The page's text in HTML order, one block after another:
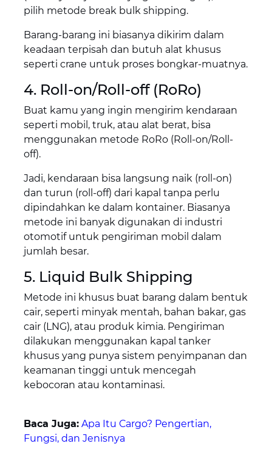
pilih metode break bulk shipping.
Barang-barang ini biasanya dikirim dalam
keadaan terpisah dan butuh alat khusus
seperti crane untuk proses bongkar-muatnya.
4. Roll-on/Roll-off (RoRo)
Buat kamu yang ingin mengirim kendaraan
seperti mobil, truk, atau alat berat, bisa
menggunakan metode RoRo (Roll-on/Roll-
off).
Jadi, kendaraan bisa langsung naik (roll-on)
dan turun (roll-off) dari kapal tanpa perlu
dipindahkan ke dalam kontainer. Biasanya
metode ini banyak digunakan di industri
otomotif untuk pengiriman mobil dalam
jumlah besar.
5. Liquid Bulk Shipping
Metode ini khusus buat barang dalam bentuk
cair, seperti minyak mentah, bahan bakar, gas
cair (LNG), atau produk kimia. Pengiriman
dilakukan menggunakan kapal tanker
khusus yang punya sistem penyimpanan dan
keamanan tinggi untuk mencegah
kebocoran atau kontaminasi.
Baca Juga: Apa Itu Cargo? Pengertian,
Fungsi, dan Jenisnya